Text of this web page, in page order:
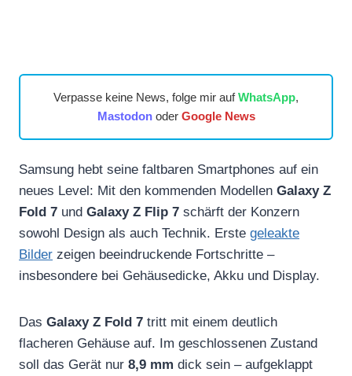
Verpasse keine News, folge mir aufWhatsApp,
Mastodonoder Google News
Samsung hebt seine faltbaren Smartphones auf ein
neues Level: Mit den kommenden Modellen Galaxy Z
Fold 7 und Galaxy Z Flip 7 schärft der Konzern
sowohl Design als auch Technik. Erste geleakte
Bilder zeigen beeindruckende Fortschritte –
insbesondere bei Gehäusedicke, Akku und Display.
Das Galaxy Z Fold 7 tritt mit einem deutlich
flacheren Gehäuse auf. Im geschlossenen Zustand
soll das Gerät nur 8,9 mm dick sein – aufgeklappt